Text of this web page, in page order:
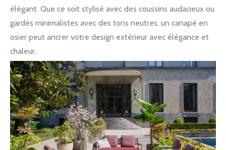
élégant. Que ce soit stylisé avec des coussins audacieux ou
gardés minimalistes avec des tons neutres, un canapé en
osier peut ancrer votre design extérieur avec élégance et
chaleur.